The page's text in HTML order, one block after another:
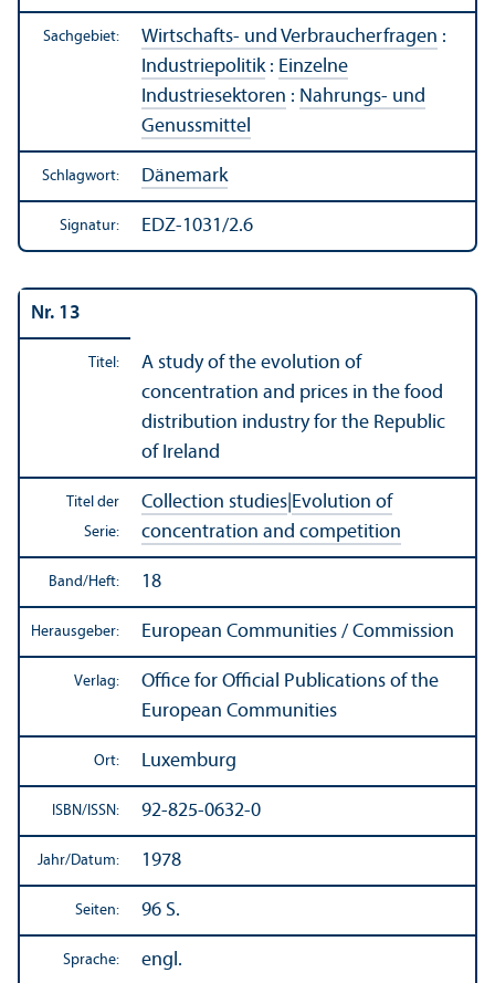
Sachgebiet: Wirtschafts- und Verbraucherfragen :
Industriepolitik: Einzelne
Industriesektoren : Nahrungs- und
Genussmittel
Schlagwort: Dänemark
Signatur: EDZ-1031/2.6
Nr. 13
Titel:
A study of the evolution of
concentration and prices in the food
distribution industry for the Republic
of Ireland
Titel der
Serie:
Collection studies Evolution of
concentration and competition
Band/Heft: 18
Herausgeber: European Communities / Commission
Verlag:
Office for Official Publications of the
European Communities
Ort: Luxemburg
ISBN/ISSN: 92-825-0632-0
Jahr/Datum: 1978
Seiten: 96 S.
Sprache: engl.